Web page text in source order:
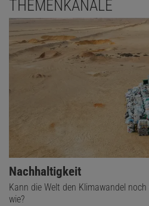
THEMENKANÄLE
Nachhaltigkeit
Kann die Welt den Klimawandel
wie?